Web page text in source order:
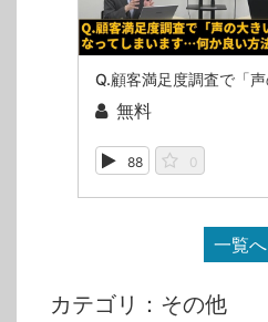
無料
88 0
一覧へ
カテゴリ：その他